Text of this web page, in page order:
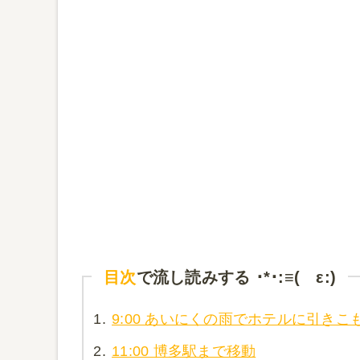
目次で流し読みする ･*･:≡( ε:)
1. 9:00 あいにくの雨でホテルに引きこ
2. 11:00 博多駅まで移動